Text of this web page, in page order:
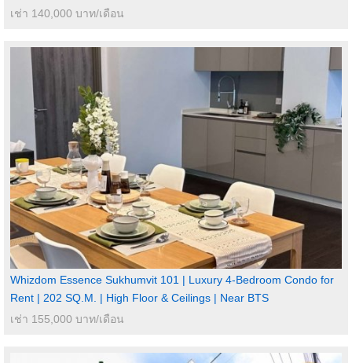
เช่า 140,000 บาท/เดือน
Whizdom Essence Sukhumvit 101 | Luxury 4-Bedroom Condo for
Rent | 202 SQ.M. | High Floor & Ceilings | Near BTS
เช่า 155,000 บาท/เดือน